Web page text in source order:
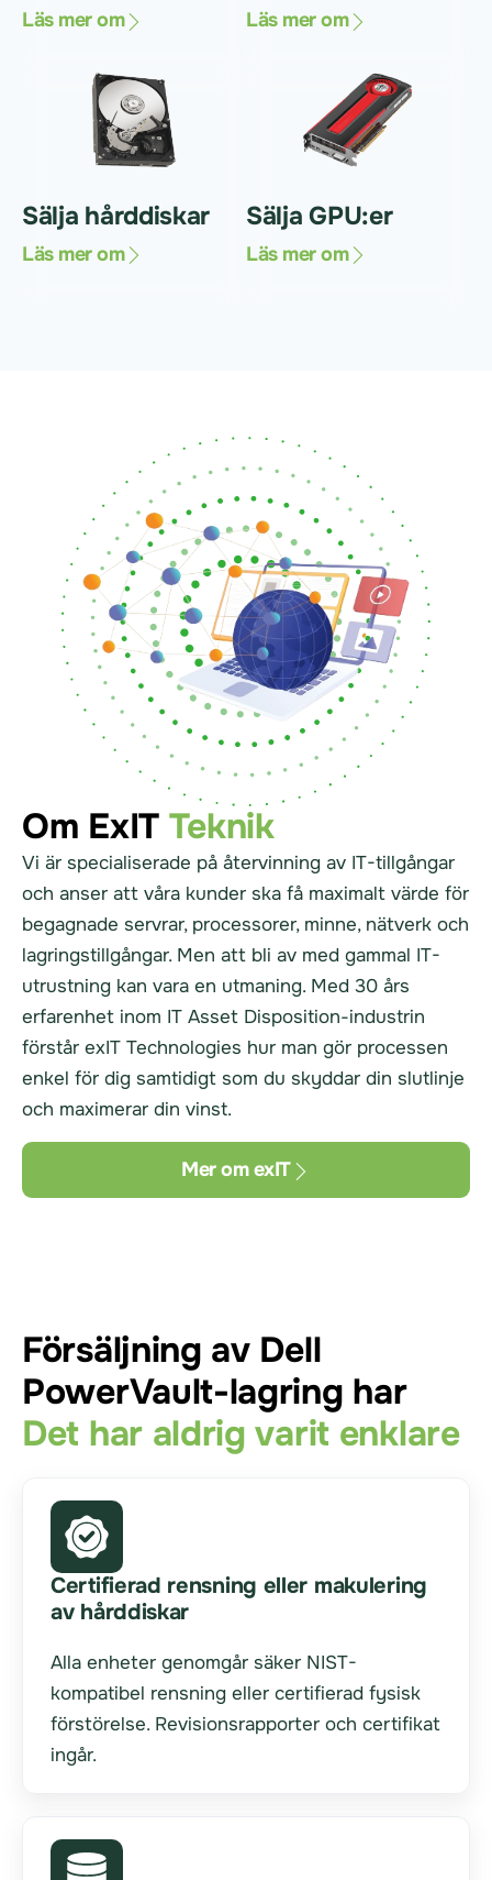
Läs mer om Läs mer om
Sälja hårddiskar
Läs mer om
Sälja GPU:er
Läs mer om
Om ExIT Teknik
Vi är specialiserade på återvinning av IT-tillgångar
och anser att våra kunder ska få maximalt värde för
begagnade servrar, processorer, minne, nätverk och
lagringstillgångar. Men att bli av med gammal IT-
utrustning kan vara en utmaning. Med 30 års
erfarenhet inom IT Asset Disposition-industrin
förstår exIT Technologies hur man gör processen
enkel för dig samtidigt som du skyddar din slutlinje
och maximerar din vinst.
Mer om exIT
Försäljning av Dell
PowerVault-lagring har
Det har aldrig varit enklare
Certifierad rensning eller makulering
av hårddiskar
Alla enheter genomgår säker NIST-
kompatibel rensning eller certifierad fysisk
förstörelse. Revisionsrapporter och certifikat
ingår.